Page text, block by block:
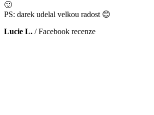
🙂
PS: darek udelal velkou radost 😊
Lucie L. /Facebook recenze